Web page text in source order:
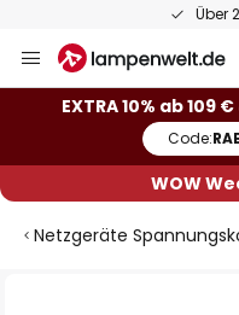
Über
Inhalt
springen
EXTRA 10% ab 109
Code:
WOW
Netzgeräte